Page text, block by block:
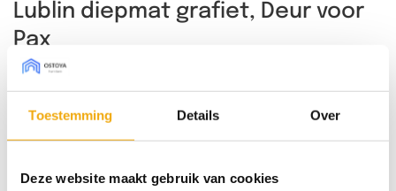
Toestemming Details Over
Deze website maakt gebruik van cookies
Lublin diepmat grafiet, Deur voor
Pax